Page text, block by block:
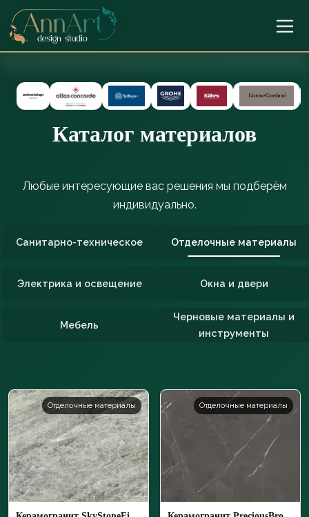
Каталог материалов
Любые интересующие вас решения мы подберём
индивидуально.
Санитарно-техническое Отделочные материалы
Электрика и освещение Окна и двери
Мебель
Черновые материалы и
инструменты
Отделочные материалы Отделочные материалы